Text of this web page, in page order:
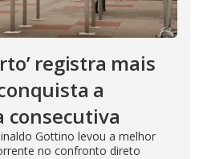
registra mais
a
consecutiva
Gottino levou a melhor
no confronto direto